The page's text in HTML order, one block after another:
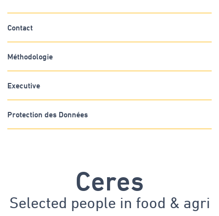
Contact
Méthodologie
Executive
Protection des Données
Ceres
Selected people in food & agri